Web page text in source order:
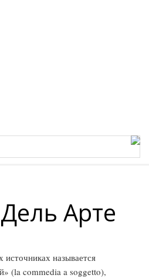
Арте
источниках называется
(la commedia a soggetto),